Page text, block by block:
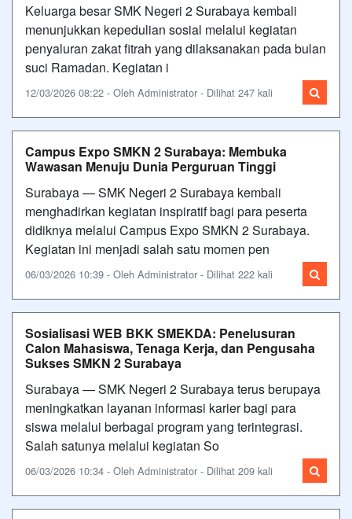
Keluarga besar SMK Negeri 2 Surabaya kembali
menunjukkan kepedulian sosial melalui kegiatan
penyaluran zakat fitrah yang dilaksanakan pada bulan
suci Ramadan. Kegiatan i
12/03/2026 08:22 - Oleh Administrator - Dilihat 247 kali
Campus Expo SMKN 2 Surabaya: Membuka
Wawasan Menuju Dunia Perguruan Tinggi
Surabaya — SMK Negeri 2 Surabaya kembali
menghadirkan kegiatan inspiratif bagi para peserta
didiknya melalui Campus Expo SMKN 2 Surabaya.
Kegiatan ini menjadi salah satu momen pen
06/03/2026 10:39 - Oleh Administrator - Dilihat 222 kali
Sosialisasi WEB BKK SMEKDA: Penelusuran
Calon Mahasiswa, Tenaga Kerja, dan Pengusaha
Sukses SMKN 2 Surabaya
Surabaya — SMK Negeri 2 Surabaya terus berupaya
meningkatkan layanan informasi karier bagi para
siswa melalui berbagai program yang terintegrasi.
Salah satunya melalui kegiatan So
06/03/2026 10:34 - Oleh Administrator - Dilihat 209 kali